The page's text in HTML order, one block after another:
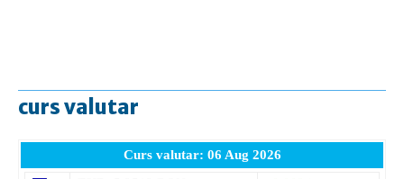
curs valutar
Curs valutar: 06 Aug 2026